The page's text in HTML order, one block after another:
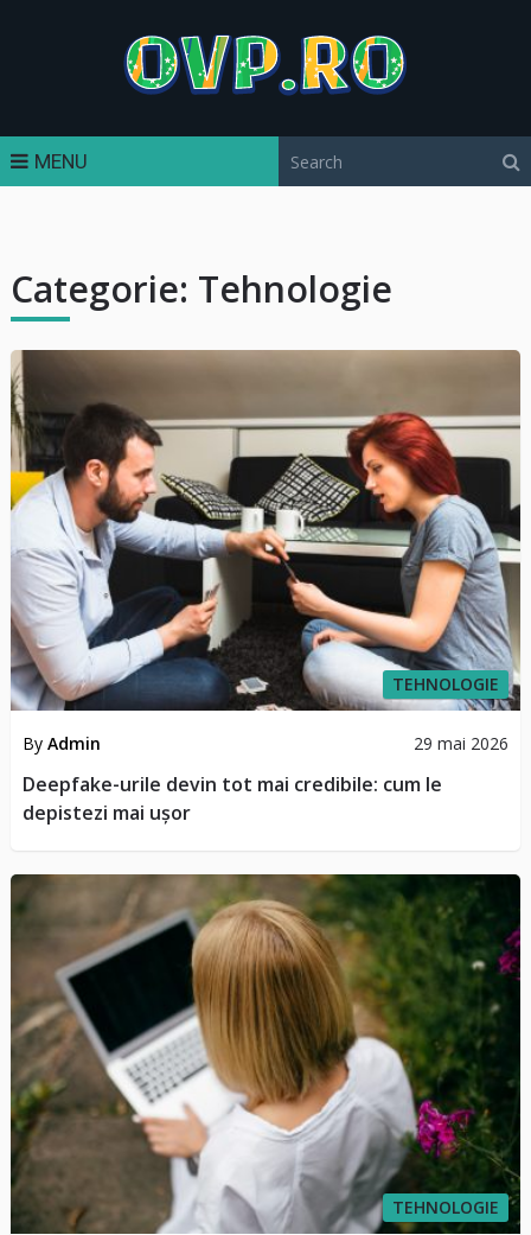
MENU
Categorie: Tehnologie
TEHNOLOGIE
By Admin 29 mai 2026
Deepfake-urile devin tot mai credibile: cum le
depistezi mai ușor
TEHNOLOGIE